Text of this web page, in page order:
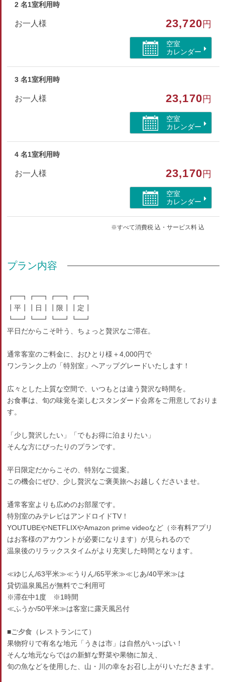
部屋種別
バス/トイレ/露天付客室/特別室・スイート/禁煙/インタ
2 名1室利用時
お一人様 23,720 円
空室
カレンダー
3 名1室利用時
お一人様 23,170 円
空室
カレンダー
4 名1室利用時
お一人様 23,170 円
空室
カレンダー
※すべて消費税 込・サービス料 込
プラン内容
┏━┓┏━┓┏━┓┏━┓
┃平┃┃日┃┃限┃┃定┃
┗━┛┗━┛┗━┛┗━┛
平日だからこそ叶う、ちょっと贅沢なご滞在。
通常客室のご料金に、おひとり様＋4,000円で
ワンランク上の「特別室」へアップグレードいたします！
広々とした上質な空間で、いつもとは違う贅沢な時間を。
お食事は、旬の味覚を楽しむスタンダード会席をご用意しておりま
す。
「少し贅沢したい」「でもお得に泊まりたい」
そんな方にぴったりのプランです。
平日限定だからこその、特別なご提案。
この機会にぜひ、少し贅沢なご褒美旅へお越しくださいませ。
通常客室よりも広めのお部屋です。
特別室のみテレビはアンドロイドTV！
YOUTUBEやNETFLIXやAmazon prime videoなど（※有料アプリ
はお客様のアカウントが必要になります）が見られるので
温泉後のリラックスタイムがより充実した時間となります。
≪ゆじん/63平米≫≪うりん/65平米≫≪じあ/40平米≫は
貸切温泉風呂が無料でご利用可
※滞在中1度 ※1時間
≪ふうか/50平米≫は客室に露天風呂付
■ご夕食（レストランにて）
果物狩りで有名な地元「うきは市」は自然がいっぱい！
そんな地元ならではの新鮮な野菜や果物に加え、
旬の魚などを使用した、山・川の幸をお召し上がりいただきます。